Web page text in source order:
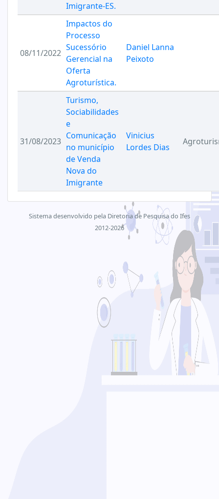
Imigrante-ES.
08/11/2022
Impactos do
Processo
Sucessório
Gerencial na
Oferta
Agroturística.
Daniel Lanna
Peixoto
31/08/2023
Turismo,
Sociabilidades
e
Comunicação
no município
de Venda
Nova do
Imigrante
Vinicius
Lordes Dias
Sistema desenvolvido pela Diretoria de Pesquisa do Ifes
2012-2026